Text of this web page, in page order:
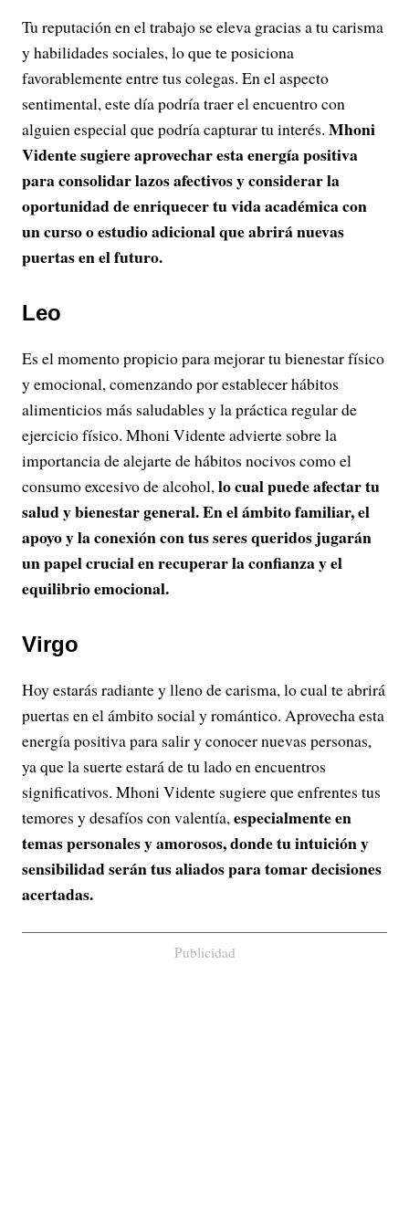
Tu reputación en el trabajo se eleva gracias a tu carisma
y habilidades sociales, lo que te posiciona
favorablemente entre tus colegas. En el aspecto
sentimental, este día podría traer el encuentro con
alguien especial que podría capturar tu interés. Mhoni
Vidente sugiere aprovechar esta energía positiva
para consolidar lazos afectivos y considerar la
oportunidad de enriquecer tu vida académica con
un curso o estudio adicional que abrirá nuevas
puertas en el futuro.
Leo
Es el momento propicio para mejorar tu bienestar físico
y emocional, comenzando por establecer hábitos
alimenticios más saludables y la práctica regular de
ejercicio físico. Mhoni Vidente advierte sobre la
importancia de alejarte de hábitos nocivos como el
consumo excesivo de alcohol,lo cual puede afectar tu
salud y bienestar general. En el ámbito familiar, el
apoyo y la conexión con tus seres queridos jugarán
un papel crucial en recuperar la confianza y el
equilibrio emocional.
Virgo
Hoy estarás radiante y lleno de carisma, lo cual te abrirá
puertas en el ámbito social y romántico. Aprovecha esta
energía positiva para salir y conocer nuevas personas,
ya que la suerte estará de tu lado en encuentros
significativos. Mhoni Vidente sugiere que enfrentes tus
temores y desafíos con valentía,especialmente en
temas personales y amorosos, donde tu intuición y
sensibilidad serán tus aliados para tomar decisiones
acertadas.
Publicidad